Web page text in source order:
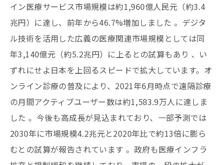
イン医療サービス市場規模は約1,960億人民元（約3.4
兆円）に達し、前年から46.7%増加しました 。デジタ
ル技術を活用した広義の医療関連市場規模としては同
年3,140億元（約5.2兆円）に上るとの試算もあり 、い
ずれにせよ日本を上回るスピードで拡大しています。オ
ンライン診療の普及により、2021年6月時点で遠隔診療
の月間アクティブユーザー数は約1,583.9万人に達しま
した 。今後も高成長が見込まれており、一部予測では
2030年に市場規模4.2兆元と2020年比で約13倍に膨ら
むとの試算が報告されています 。政府も医療インフラ